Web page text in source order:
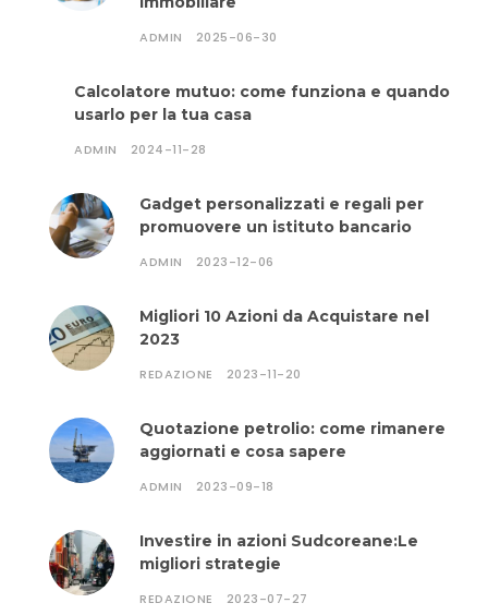
ADMIN 2025-06-30
Calcolatore mutuo: come funziona e quando
usarlo per la tua casa
ADMIN 2024-11-28
Gadget personalizzati e regali per
promuovere un istituto bancario
ADMIN 2023-12-06
Migliori 10 Azioni da Acquistare nel
2023
REDAZIONE 2023-11-20
Quotazione petrolio: come rimanere
aggiornati e cosa sapere
ADMIN 2023-09-18
Investire in azioni Sudcoreane:Le
migliori strategie
REDAZIONE 2023-07-27